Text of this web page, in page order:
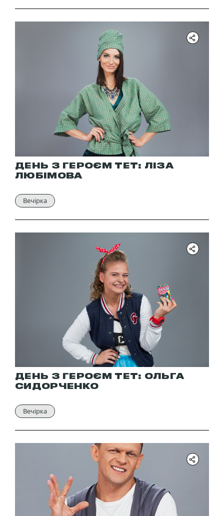
ДЕНЬ З ГЕРОЄМ ТЕТ: ЛІЗА
ЛЮБІМОВА
Вечірка
ДЕНЬ З ГЕРОЄМ ТЕТ: ОЛЬГА
СИДОРЧЕНКО
Вечірка